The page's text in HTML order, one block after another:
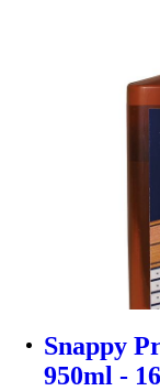
Snappy
950ml -